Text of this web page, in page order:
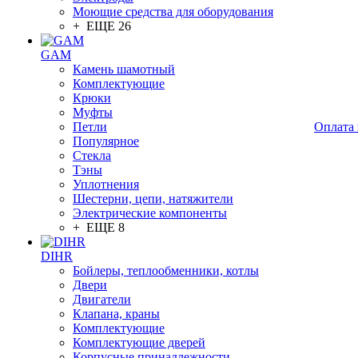
Моющие средства для оборудования
+ ЕЩЕ 26
GAM
Камень шамотный
Комплектующие
Крюки
Муфты
Петли
Популярное
Стекла
Тэны
Уплотнения
Шестерни, цепи, натяжители
Электрические компоненты
+ ЕЩЕ 8
DIHR
Бойлеры, теплообменники, котлы
Двери
Двигатели
Клапана, краны
Комплектующие
Комплектующие дверей
Оплата